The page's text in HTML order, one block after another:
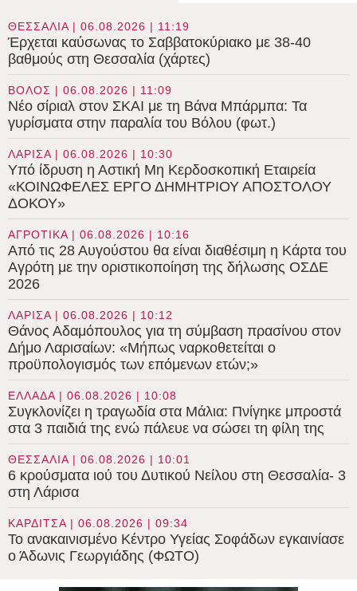
ΘΕΣΣΑΛΙΑ | 06.08.2026 | 11:19
Έρχεται καύσωνας το Σαββατοκύριακο με 38-40
βαθμούς στη Θεσσαλία (χάρτες)
ΒΟΛΟΣ | 06.08.2026 | 11:09
Νέο σίριαλ στον ΣΚΑΙ με τη Βάνα Μπάρμπα: Τα
γυρίσματα στην παραλία του Βόλου (φωτ.)
ΛΑΡΙΣΑ | 06.08.2026 | 10:30
Υπό ίδρυση η Αστική Μη Κερδοσκοπική Εταιρεία
«ΚΟΙΝΩΦΕΛΕΣ ΕΡΓΟ ΔΗΜΗΤΡΙΟΥ ΑΠΟΣΤΟΛΟΥ
ΔΟΚΟΥ»
ΑΓΡΟΤΙΚΑ | 06.08.2026 | 10:16
Από τις 28 Αυγούστου θα είναι διαθέσιμη η Κάρτα του
Αγρότη με την οριστικοποίηση της δήλωσης ΟΣΔΕ
2026
ΛΑΡΙΣΑ | 06.08.2026 | 10:12
Θάνος Αδαμόπουλος για τη σύμβαση πρασίνου στον
Δήμο Λαρισαίων: «Μήπως ναρκοθετείται ο
προϋπολογισμός των επόμενων ετών;»
ΕΛΛΑΔΑ | 06.08.2026 | 10:08
Συγκλονίζει η τραγωδία στα Μάλια: Πνίγηκε μπροστά
στα 3 παιδιά της ενώ πάλευε να σώσει τη φίλη της
ΘΕΣΣΑΛΙΑ | 06.08.2026 | 10:01
6 κρούσματα ιού του Δυτικού Νείλου στη Θεσσαλία- 3
στη Λάρισα
ΚΑΡΔΙΤΣΑ | 06.08.2026 | 09:34
Το ανακαινισμένο Κέντρο Υγείας Σοφάδων εγκαινίασε
ο Άδωνις Γεωργιάδης (ΦΩΤΟ)